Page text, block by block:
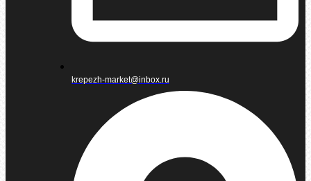
krepezh-market@inbox.ru